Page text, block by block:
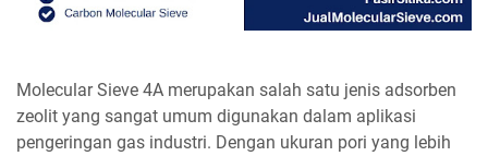
Molecular Sieve 4A merupakan salah satu jenis adsorben
zeolit yang sangat umum digunakan dalam aplikasi
pengeringan gas industri. Dengan ukuran pori yang lebih